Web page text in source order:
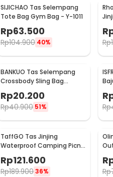
SIJICHAO Tas Selempang
Tote Bag Gym Bag - Y-1011
Rp63.500
Rp104.900 40% Rp
BANKUO Tas Selempang
Crossbody Sling Bag
- BK22
Rp20.200
Rp40.900 51% Rp
TaffGO Tas Jinjing
Waterproof Camping Picnic
Duffle Bag 3 Slots - C60
Rp121.600
Rp189.90036%
30
Rp